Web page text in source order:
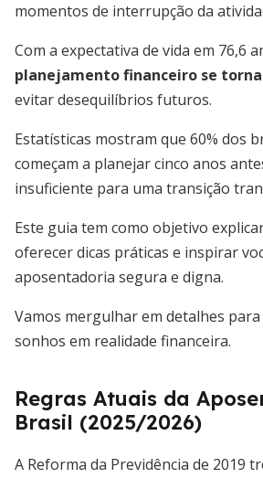
momentos de interrupção da
Com a expectativa de vida em 76,6
planejamento financeiro se
evitar desequilíbrios futuros.
Estatísticas mostram que 60% dos
começam a planejar cinco anos
insuficiente para uma transição
Este guia tem como objetivo
oferecer dicas práticas e inspirar
aposentadoria segura e digna.
Vamos mergulhar em detalhes
sonhos em realidade financeira.
Regras Atuais da
Brasil (2025/2026)
A Reforma da Previdência de 2019